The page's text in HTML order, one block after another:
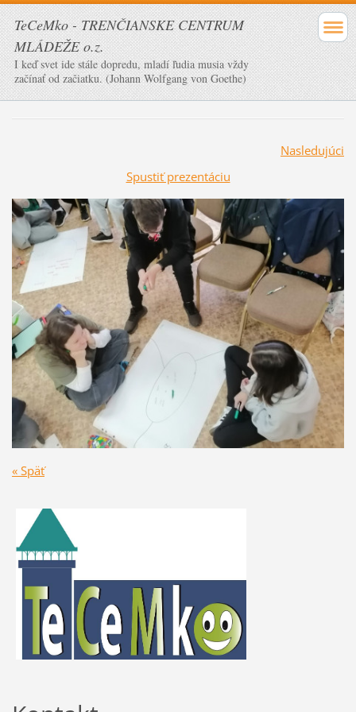
TeCeMko - TRENČIANSKE CENTRUM
MLÁDEŽE o.z.
I keď svet ide stále dopredu, mladí ľudia musia vždy
začínať od začiatku. (Johann Wolfgang von Goethe)
Nasledujúci
Spustiť prezentáciu
« Späť